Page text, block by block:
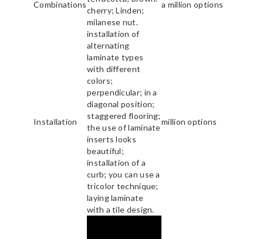
Combinations
cherry; Linden;
milanese nut.
a million options
Installation
installation of
alternating
laminate types
with different
colors;
perpendicular; in a
diagonal position;
staggered flooring;
the use of laminate
inserts looks
beautiful;
installation of a
curb; you can use a
tricolor technique;
laying laminate
with a tile design.
million options